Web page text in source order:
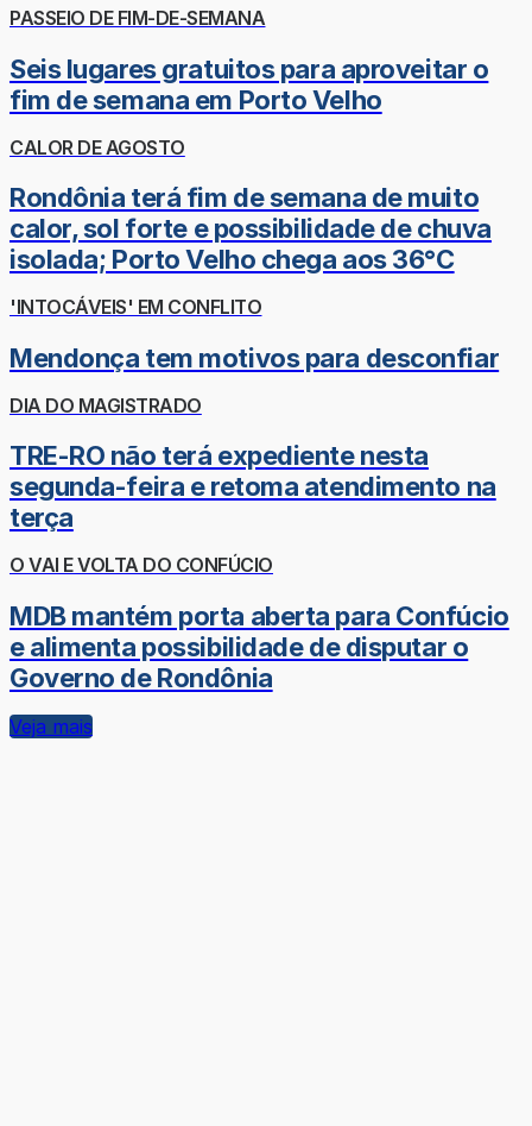
PASSEIO DE FIM-DE-SEMANA
Seis lugares gratuitos para aproveitar o
fim de semana em Porto Velho
CALOR DE AGOSTO
Rondônia terá fim de semana de muito
calor, sol forte e possibilidade de chuva
isolada; Porto Velho chega aos 36°C
'INTOCÁVEIS' EM CONFLITO
Mendonça tem motivos para desconfiar
DIA DO MAGISTRADO
TRE-RO não terá expediente nesta
segunda-feira e retoma atendimento na
terça
O VAI E VOLTA DO CONFÚCIO
MDB mantém porta aberta para Confúcio
e alimenta possibilidade de disputar o
Governo de Rondônia
Veja mais